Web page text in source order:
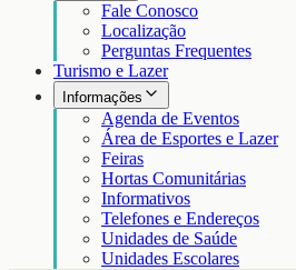
Fale Conosco
Localização
Perguntas Frequentes
Turismo e Lazer
Informações
Agenda de Eventos
Área de Esportes e Lazer
Feiras
Hortas Comunitárias
Informativos
Telefones e Endereços
Unidades de Saúde
Unidades Escolares